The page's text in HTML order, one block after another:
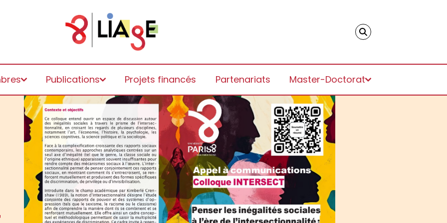
Publications Projets financés Partenariats Master-Doctorat
marGes,
Denis"
militantes des adultes en
et de la formation (ETLV)
et de la formation